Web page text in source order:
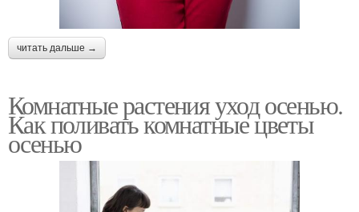
читать дальше →
Комнатные растения уход осенью.
Как поливать комнатные цветы
осенью